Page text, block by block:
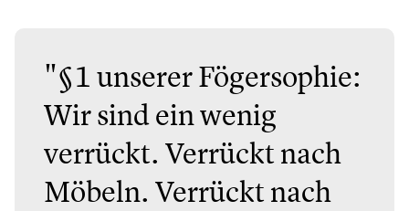
"§1 unserer Fögersophie:
Wir sind ein wenig
verrückt. Verrückt nach
Möbeln. Verrückt nach